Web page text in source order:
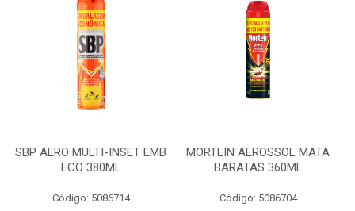
SBP AERO MULTI-INSET EMB
ECO 380ML
Código: 5086714
MORTEIN AEROSSOL MATA
BARATAS 360ML
Código: 5086704